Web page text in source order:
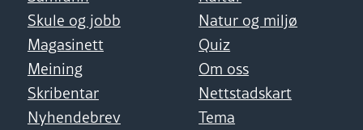
Skule og jobb
Natur og miljø
Magasinett
Quiz
Meining
Om oss
Skribentar
Nettstadskart
Nyhendebrev
Tema